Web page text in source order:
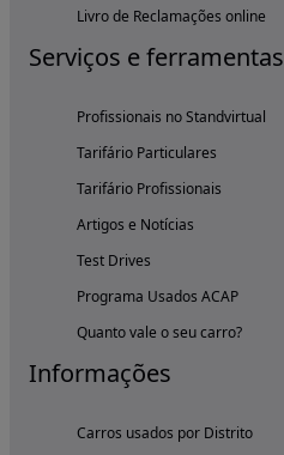
Livro de Reclamações online
Serviços e ferramentas
Profissionais no Standvirtual
Tarifário Particulares
Tarifário Profissionais
Artigos e Notícias
Test Drives
Programa Usados ACAP
Quanto vale o seu carro?
Informações
Carros usados por Distrito